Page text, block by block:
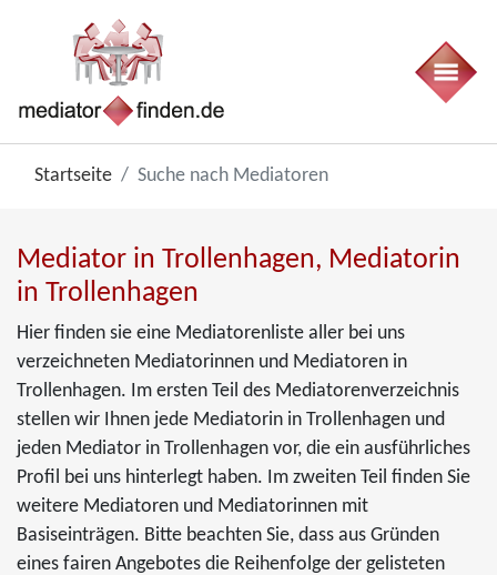
Startseite Suche nach Mediatoren
Mediator in Trollenhagen, Mediatorin
in Trollenhagen
Hier finden sie eine Mediatorenliste aller bei uns
verzeichneten Mediatorinnen und Mediatoren in
Trollenhagen. Im ersten Teil des Mediatorenverzeichnis
stellen wir Ihnen jede Mediatorin in Trollenhagen und
jeden Mediator in Trollenhagen vor, die ein ausführliches
Profil bei uns hinterlegt haben. Im zweiten Teil finden Sie
weitere Mediatoren und Mediatorinnen mit
Basiseinträgen. Bitte beachten Sie, dass aus Gründen
eines fairen Angebotes die Reihenfolge der gelisteten